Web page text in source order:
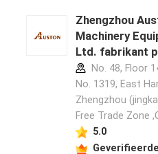
Zhengzhou
Machinery
Ltd. fabrikant
No. 48, Floor
No. 1319, East
Zhengzhou
Free Trade Zone
5.0